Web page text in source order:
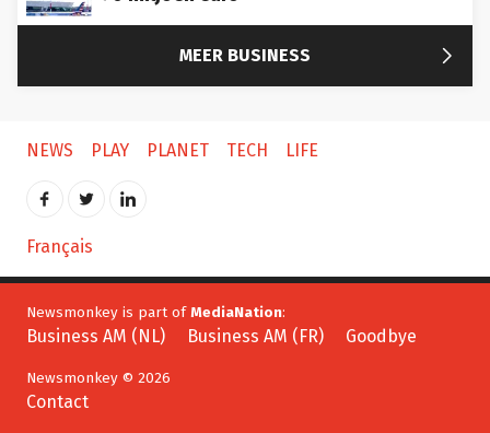
MEER BUSINESS 
NEWS PLAY PLANET TECH LIFE
Français
Newsmonkey is part of MediaNation
Business AM (NL) Business AM (FR) Goodbye
Newsmonkey © 2026
Contact